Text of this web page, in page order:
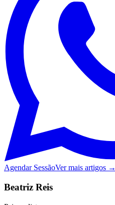
Agendar SessãoVer mais artigos →
Beatriz Reis